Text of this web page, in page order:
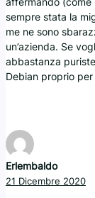
sempre stata la
me ne sono
un’azienda. Se
abbastanza
Debian proprio per
Erlembaldo
21 Dicembre 2020